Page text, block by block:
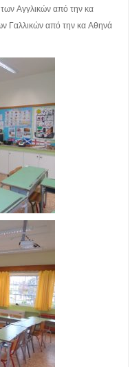
Αγγλικών από την κα
Γαλλικών από την κα Αθηνά